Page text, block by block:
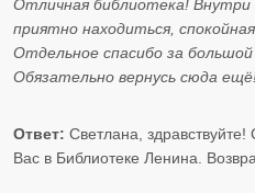
Отличная библиотека! Внутри
приятно находиться,
Отдельное спасибо за большой
Обязательно вернусь сюда
Ответ: Светлана,
Вас в Библиотеке Ленина.